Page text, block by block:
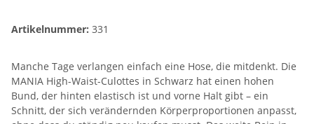
Artikelnummer: 331
Manche Tage verlangen einfach eine Hose, die mitdenkt. Die
MANIA High-Waist-Culottes in Schwarz hat einen hohen
Bund, der hinten elastisch ist und vorne Halt gibt – ein
Schnitt, der sich verändernden Körperproportionen anpasst,